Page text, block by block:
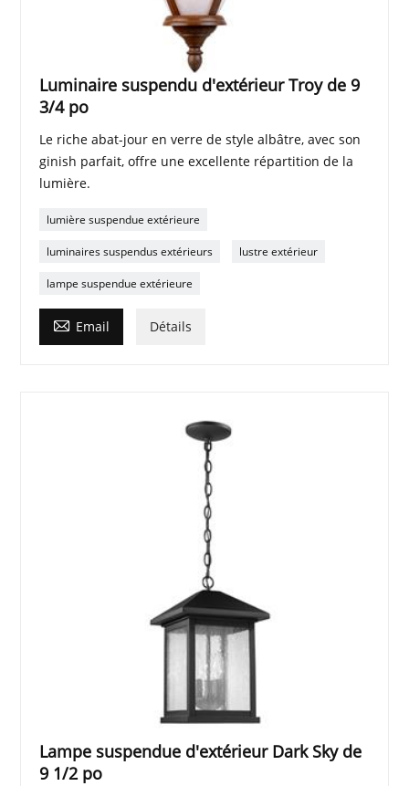
Luminaire suspendu d'extérieur Troy de 9
3/4 po
Le riche abat-jour en verre de style albâtre, avec son
ginish parfait, offre une excellente répartition de la
lumière.
lumière suspendue extérieure
luminaires suspendus extérieurs lustre extérieur
lampe suspendue extérieure
 Email Détails
Lampe suspendue d'extérieur Dark Sky de
9 1/2 po